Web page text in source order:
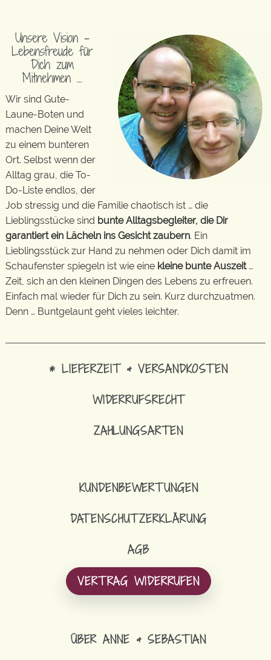
Unsere Vision –
Lebensfreude für
Dich zum
Mitnehmen …
Wir sind Gute-
Laune-Boten und
machen Deine Welt
zu einem bunteren
Ort. Selbst wenn der
Alltag grau, die To-
Do-Liste endlos, der
Job stressig und die Familie chaotisch ist … die
Lieblingsstücke sind bunte Alltagsbegleiter, die Dir
garantiert ein Lächeln ins Gesicht zaubern. Ein
Lieblingsstück zur Hand zu nehmen oder Dich damit im
Schaufenster spiegeln ist wie eine kleine bunte Auszeit…
Zeit, sich an den kleinen Dingen des Lebens zu erfreuen.
Einfach mal wieder für Dich zu sein. Kurz durchzuatmen.
Denn … Buntgelaunt geht vieles leichter.
* LIEFERZEIT & VERSANDKOSTEN
WIDERRUFSRECHT
ZAHLUNGSARTEN
KUNDENBEWERTUNGEN
DATENSCHUTZERKLÄRUNG
AGB
VERTRAG WIDERRUFEN
ÜBER ANNE & SEBASTIAN